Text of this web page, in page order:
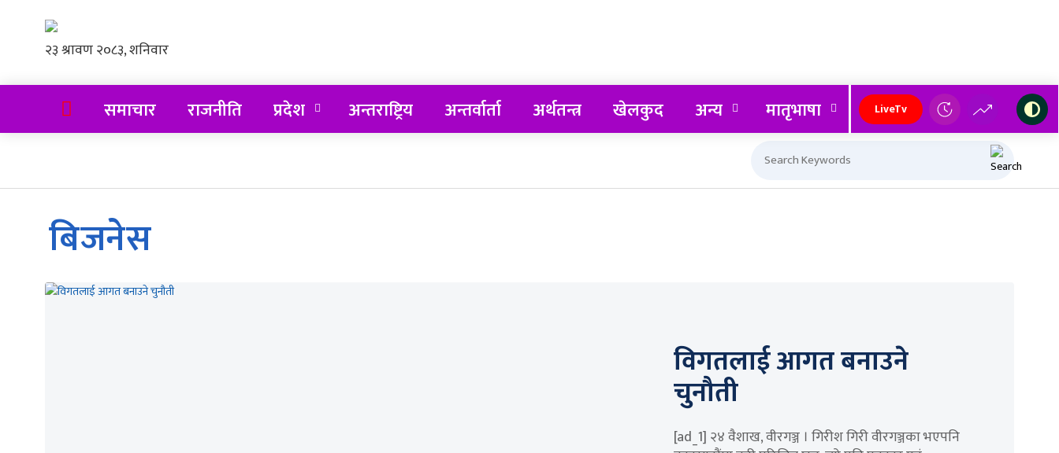
समाचार राजनीति प्रदेश अन्तराष्ट्रिय अन्तर्वार्ता अर्थतन्त्र खेलकुद अन्य मातृभाषा LiveTv
बिजनेस
विगतलाई आगत बनाउने
चुनौती
[ad_1] २४ वैशाख, वीरगञ्ज । गिरीश गिरी वीरगञ्जका भएपनि